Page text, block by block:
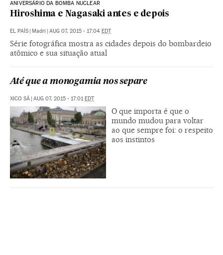
ANIVERSÁRIO DA BOMBA NUCLEAR
Hiroshima e Nagasaki antes e depois
EL PAÍS | Madri | AUG 07, 2015 - 17:04 EDT
Série fotográfica mostra as cidades depois do bombardeio
atômico e sua situação atual
Até que a monogamia nos separe
XICO SÁ | AUG 07, 2015 - 17:01EDT
O que importa é que o
mundo mudou para voltar
ao que sempre foi: o respeito
aos instintos